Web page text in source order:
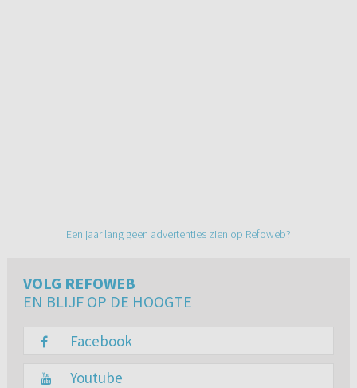
Een jaar lang geen advertenties zien op Refoweb?
VOLG REFOWEB
EN BLIJF OP DE HOOGTE
Facebook
Youtube